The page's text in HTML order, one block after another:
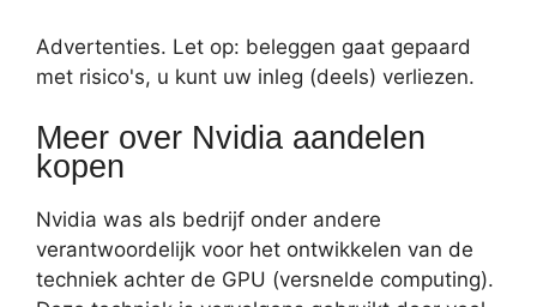
Advertenties. Let op: beleggen gaat gepaard
met risico's, u kunt uw inleg (deels) verliezen.
Meer over Nvidia aandelen
kopen
Nvidia was als bedrijf onder andere
verantwoordelijk voor het ontwikkelen van de
techniek achter de GPU (versnelde computing).